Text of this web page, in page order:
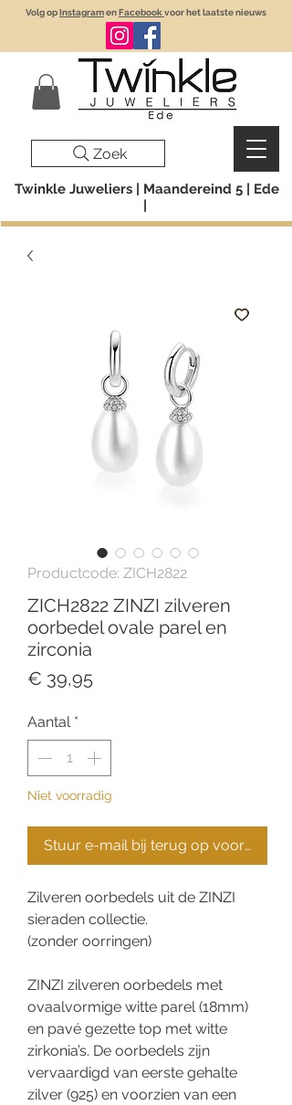
Twinkle Juweliers | Maandereind 5 | Ede
Volg opInstagramenFacebook voor het laatste nieuws
Zoek
Productcode: ZICH2822
ZICH2822 ZINZI zilveren
oorbedel ovale parel en
zirconia
€ 39,95Prijs
Aantal *
Niet voorradig
Stuur e-mail bij terug op voorraad
Zilveren oorbedels uit de ZINZI
sieraden collectie.
(zonder oorringen)
ZINZI zilveren oorbedels met
ovaalvormige witte parel (18mm)
en pavé gezette top met witte
zirkonia’s. De oorbedels zijn
vervaardigd van eerste gehalte
zilver (925) en voorzien van een